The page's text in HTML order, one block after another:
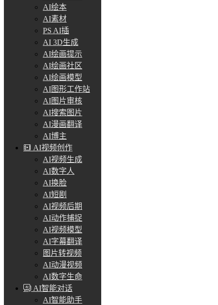
AI绘本
AI素材
PS AI插
AI 3D生成
AI绘画提示
AI绘画社区
AI绘画模型
AI图形工作站
AI图片审核
AI搜索图片
AI漫画翻译
AI博主
AI视频创作
AI视频生成
AI数字人
AI换脸
AI短剧
AI视频后期
AI动作捕捉
AI视频模型
AI字幕翻译
图片转视频
AI动漫视频
AI数字生命
AI智能对话
AI智能助手